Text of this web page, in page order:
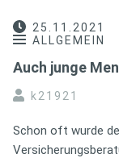
25.11.2021
ALLGEMEIN
Auch junge
k21921
Schon oft wurde